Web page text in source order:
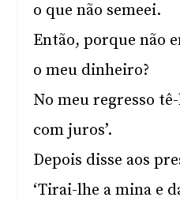
o que não semeei.
Então, porque não
o meu dinheiro?
No meu regresso
com juros’.
Depois disse aos
‘Tirai-lhe a mina e